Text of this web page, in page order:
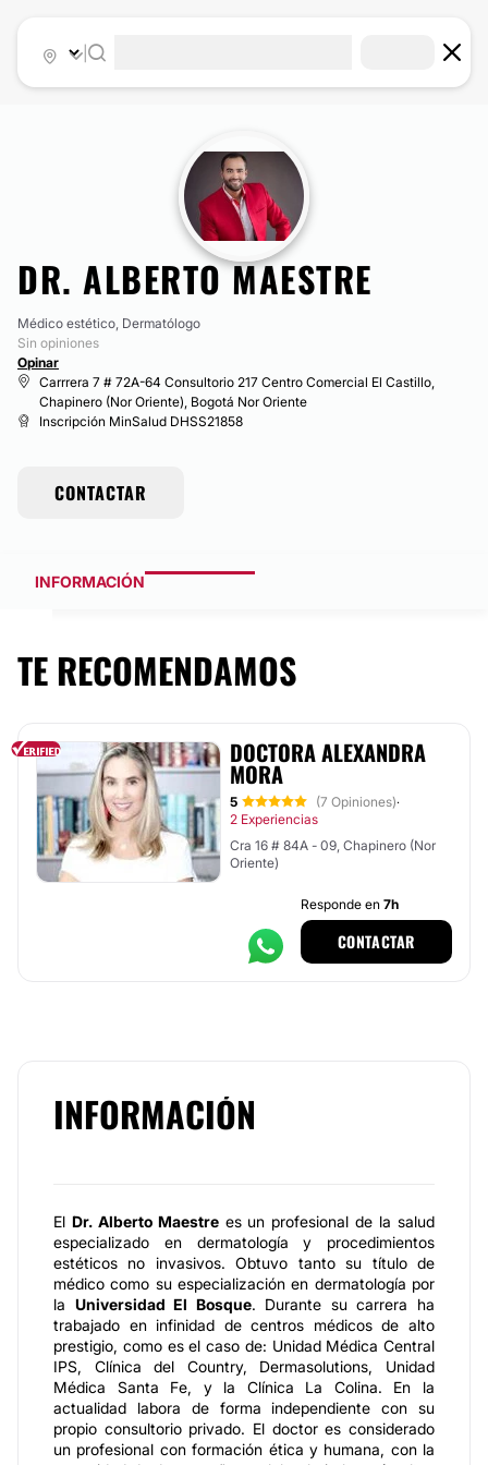
DR. ALBERTO MAESTRE
Médico estético, Dermatólogo
Sin opiniones
Opinar
Carrrera 7 # 72A-64 Consultorio 217 Centro Comercial El Castillo,
Chapinero (Nor Oriente), Bogotá Nor Oriente
Inscripción MinSalud DHSS21858
CONTACTAR
INFORMACIÓN
TE RECOMENDAMOS
DOCTORA ALEXANDRA
MORA
5 (7 Opiniones)·
2 Experiencias
Cra 16 # 84A - 09, Chapinero (Nor
Oriente)
Responde en 7h
CONTACTAR
INFORMACIÓN
El Dr. Alberto Maestrees un profesional de la salud
especializado en dermatología y procedimientos
estéticos no invasivos. Obtuvo tanto su título de
médico como su especialización en dermatología por
la Universidad El Bosque. Durante su carrera ha
trabajado en infinidad de centros médicos de alto
prestigio, como es el caso de: Unidad Médica Central
IPS, Clínica del Country, Dermasolutions, Unidad
Médica Santa Fe, y la Clínica La Colina. En la
actualidad labora de forma independiente con su
propio consultorio privado. El doctor es considerado
un profesional con formación ética y humana, con la